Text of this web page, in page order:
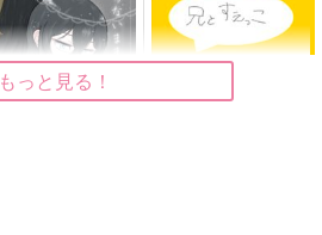
もっと見る！